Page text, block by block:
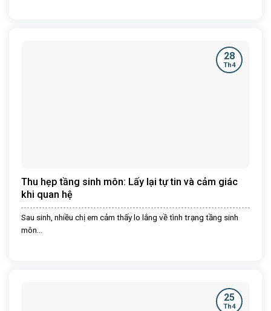
Thu hẹp tầng sinh môn: Lấy lại tự tin và cảm giác
khi quan hệ
Sau sinh, nhiều chị em cảm thấy lo lắng về tình trạng tầng sinh
môn...
28
Th4
25
Th4